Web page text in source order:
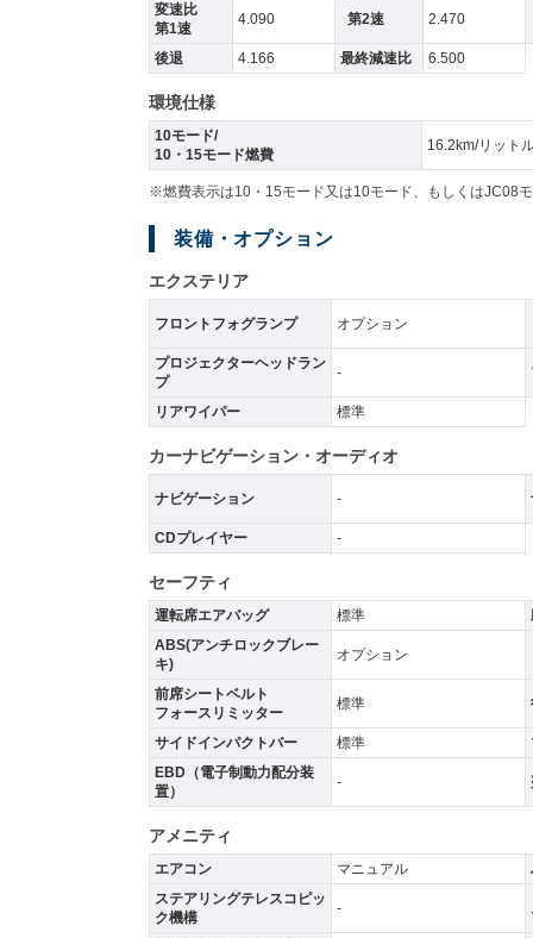
変速比
第1速
4.090 第2速 2.470
後退 4.166 最終減速比 6.500
環境仕様
10モード/
10・15モード燃費
16.2km/リット
※燃費表示は10・15モード又は10モード、もしくはJC08
装備・オプション
エクステリア
フロントフォグランプ オプション
プロジェクターヘッドラン
プ
-
リアワイパー 標準
カーナビゲーション・オーディオ
ナビゲーション -
CDプレイヤー -
セーフティ
運転席エアバッグ 標準
ABS(アンチロックブレー
キ)
オプション
前席シートベルト
フォースリミッター
標準
サイドインパクトバー 標準
EBD（電子制動力配分装
置）
-
アメニティ
エアコン マニュアル
ステアリングテレスコピッ
ク機構
-